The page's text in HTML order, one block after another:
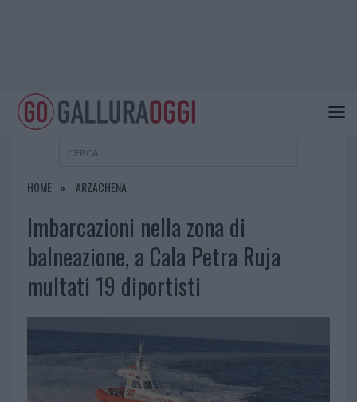
HOME ARZACHENA
Imbarcazioni nella zona di
balneazione, a Cala Petra Ruja
multati 19 diportisti